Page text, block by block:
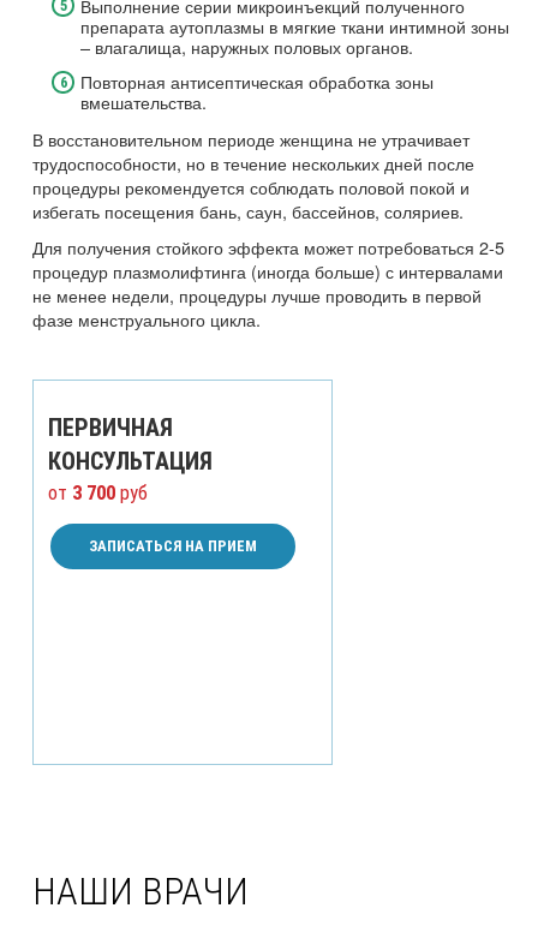
препарата аутоплазмы в мягкие ткани интимной зоны
– влагалища, наружных половых органов.
Повторная антисептическая обработка зоны
вмешательства.
В восстановительном периоде женщина не утрачивает
трудоспособности, но в течение нескольких дней после
процедуры рекомендуется соблюдать половой покой и
избегать посещения бань, саун, бассейнов, соляриев.
Для получения стойкого эффекта может потребоваться 2-5
процедур плазмолифтинга (иногда больше) с интервалами
не менее недели, процедуры лучше проводить в первой
фазе менструального цикла.
ПЕРВИЧНАЯ
КОНСУЛЬТАЦИЯ
от 3 700 руб
ЗАПИСАТЬСЯ НА ПРИЕМ
НАШИ ВРАЧИ